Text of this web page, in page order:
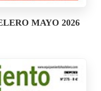
MAYO 2026